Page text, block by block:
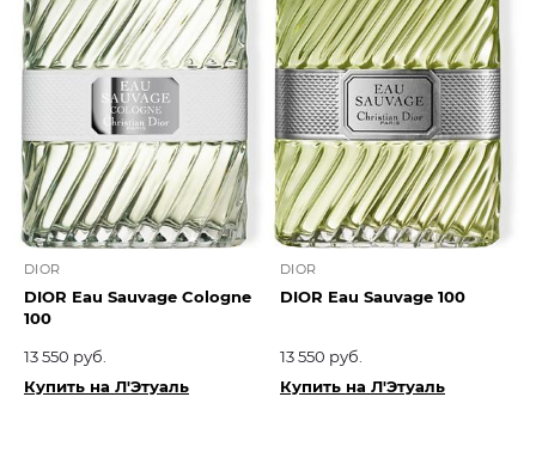
DIOR
DIOR Eau Sauvage Cologne
100
13 550 руб.
Купить на Л'Этуаль
DIOR
DIOR Eau Sauvage 100
13 550 руб.
Купить на Л'Этуаль